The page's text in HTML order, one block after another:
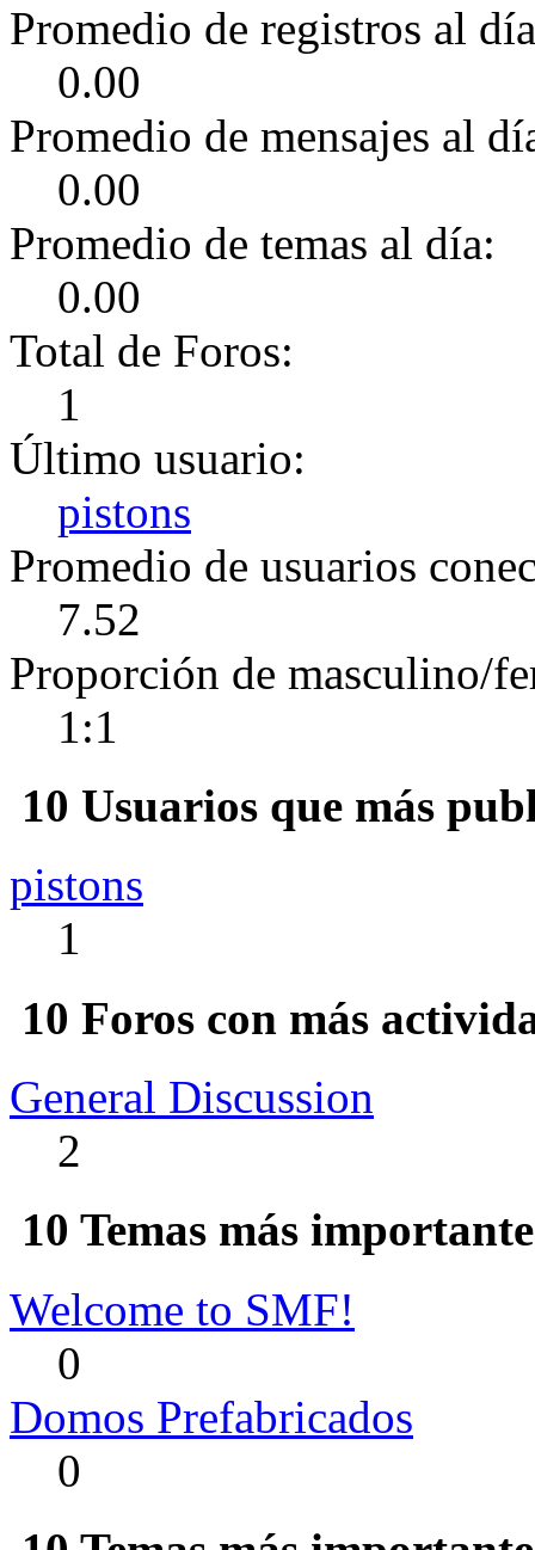
Promedio de registros al
0.00
Promedio de mensajes al
0.00
Promedio de temas al día:
0.00
Total de Foros:
1
Último usuario:
pistons
Promedio de usuarios
7.52
Proporción de masculino/
1:1
10 Usuarios que más
pistons
1
10 Foros con más
General Discussion
2
10 Temas más
Welcome to SMF!
0
Domos Prefabricados
0